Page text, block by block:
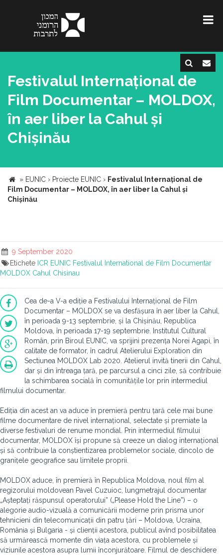
Festivalul Internațional de
Film Documentar – MOLDOX,
în aer liber la Cahul și
Chișinău
» EUNIC › Proiecte EUNIC › Festivalul Internațional de
Film Documentar – MOLDOX, în aer liber la Cahul și
Chișinău
9 September 2020
Etichete ICR EUNIC Festivalul International de Film Documentar
MOLDOX Cahul Chisinau
Cea de-a V-a ediție a Festivalului Internațional de Film
Documentar – MOLDOX se va desfășura în aer liber la Cahul,
în perioada 9-13 septembrie, și la Chișinău, Republica
Moldova, în perioada 17-19 septembrie. Institutul Cultural
Român, prin Biroul EUNIC, va sprijini prezența Norei Agapi, în
calitate de formator, în cadrul Atelierului Exploration din
Sectiunea MOLDOX Lab 2020. Atelierul invită tinerii din Cahul,
dar și din întreaga țară, pe parcursul a cinci zile, să contribuie
la schimbarea socială în comunitățile lor prin intermediul
filmului documentar.
Ediția din acest an va aduce în premieră pentru țară cele mai bune
filme documentare de nivel internațional, selectate și premiate la
diverse festivaluri de renume mondial. Prin intermediul filmului
documentar, MOLDOX își propune să creeze un dialog internațional
și să contribuie la conștientizarea problemelor sociale, dincolo de
granițele geografice sau limitele proprii.
MOLDOX aduce, în premieră în Republica Moldova, noul film al
regizorului moldovean Pavel Cuzuioc, lungmetrajul documentar
„Așteptați răspunsul operatorului” („Please Hold the Line”) – o
alegorie audio-vizuală a comunicării moderne prin prisma unor
tehnicieni din telecomunicații din patru țări – Moldova, Ucraina,
România și Bulgaria - și clienții acestora, publicul avînd posibilitatea
să urmărească momente din viața acestora, cu problemele și
viziunile acestora asupra lumii înconjurătoare. Filmul de deschidere